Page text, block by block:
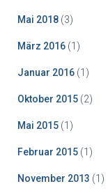
Mai 2018 (3)
März 2016 (1)
Januar 2016 (1)
Oktober 2015 (2)
Mai 2015 (1)
Februar 2015 (1)
November 2013 (1)